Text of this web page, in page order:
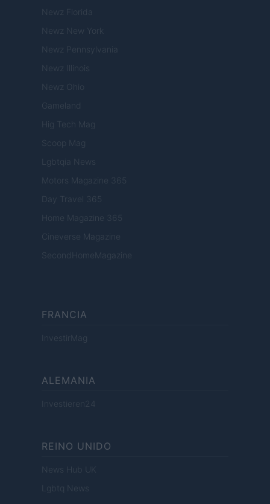
Newz Florida
Newz New York
Newz Pennsylvania
Newz Illinois
Newz Ohio
Gameland
Hig Tech Mag
Scoop Mag
Lgbtqia News
Motors Magazine 365
Day Travel 365
Home Magazine 365
Cineverse Magazine
SecondHomeMagazine
FRANCIA
InvestirMag
ALEMANIA
Investieren24
REINO UNIDO
News Hub UK
Lgbtq News